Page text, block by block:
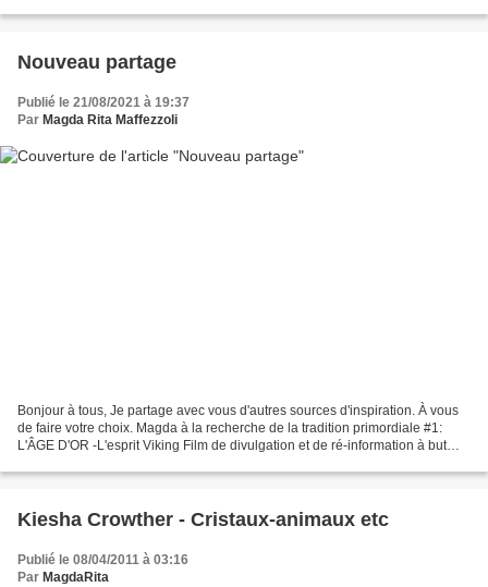
Nouveau partage
Publié le 21/08/2021 à 19:37
Par Magda Rita Maffezzoli
Bonjour à tous, Je partage avec vous d'autres sources d'inspiration. À vous
de faire votre choix. Magda à la recherche de la tradition primordiale #1:
L'ÂGE D'OR -L'esprit Viking Film de divulgation et de ré-information à but
Kiesha Crowther - Cristaux-animaux etc
Publié le 08/04/2011 à 03:16
Par MagdaRita